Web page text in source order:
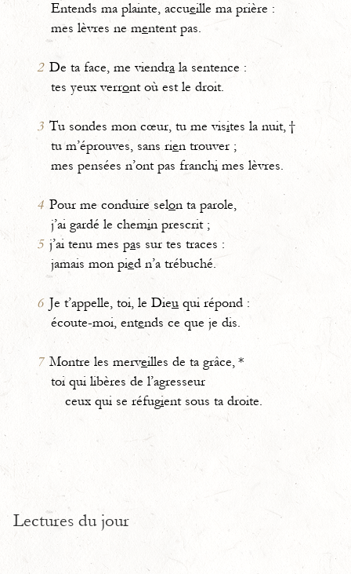
Entends ma plainte, accueille ma prière :
mes lèvres ne mentent pas.
2 De ta face, me viendrala sentence :
tes yeux verront où est le droit.
3 Tu sondes mon cœur, tu me visites la nuit, †
tu m’éprouves, sans rien trouver ;
mes pensées n’ont pas franchi mes lèvres.
4 Pour me conduire selon ta parole,
j’ai gardé le chemin prescrit ;
5 j’ai tenu mes pas sur tes traces :
jamais mon pied n’a trébuché.
6 Je t’appelle, toi, le Dieu qui répond :
écoute-moi, entends ce que je dis.
7 Montre les merveilles de ta grâce, *
toi qui libères de l’agresseur
ceux qui se réfugient sous ta droite.
Lectures du jour